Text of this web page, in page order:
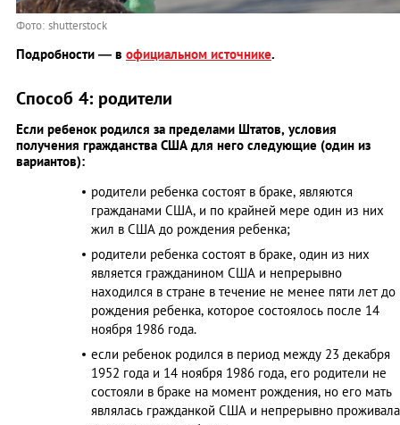
Фото: shutterstock
Подробности — в официальном источнике.
Способ 4: родители
Если ребенок родился за пределами Штатов, условия
получения гражданства США для него следующие (один из
вариантов):
родители ребенка состоят в браке, являются
гражданами США, и по крайней мере один из них
жил в США до рождения ребенка;
родители ребенка состоят в браке, один из них
является гражданином США и непрерывно
находился в стране в течение не менее пяти лет до
рождения ребенка, которое состоялось после 14
ноября 1986 года.
если ребенок родился в период между 23 декабря
1952 года и 14 ноября 1986 года, его родители не
состояли в браке на момент рождения, но его мать
являлась гражданкой США и непрерывно проживала